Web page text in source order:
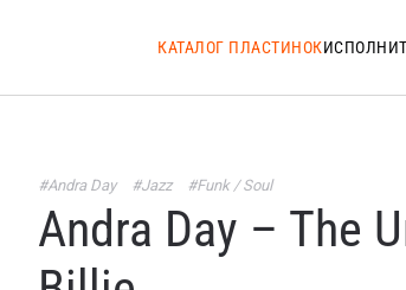
КАТАЛОГ ПЛАСТИНОК
#Andra Day #Jazz #Funk / Soul
Andra Day – The